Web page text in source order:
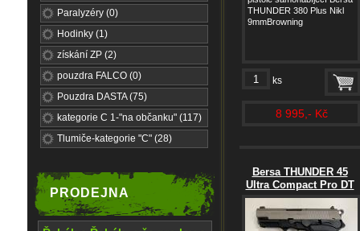
Paralyzéry (0)
Hodinky (1)
získání ZP (2)
pouzdra FALCO (0)
Pouzdra DASTA (75)
kategorie C 1-"na občanku" (117)
Tlumiče-kategorie "C" (28)
PRODEJNA
THUNDER 380 Plus Nikl
9mmBrowning
ks
8 995,- Kč
Bersa THUNDER 45
Ultra Compact Pro DT